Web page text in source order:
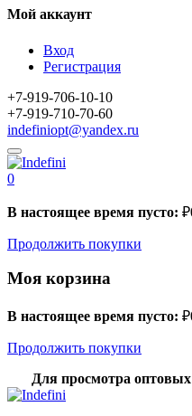
Мой аккаунт
Вход
Регистрация
+7-919-706-10-10
+7-919-710-70-60
indefiniopt@yandex.ru
0
В настоящее время пусто: ₽
Продолжить покупки
Моя корзина
В настоящее время пусто: ₽
Продолжить покупки
Для просмотра оптовых